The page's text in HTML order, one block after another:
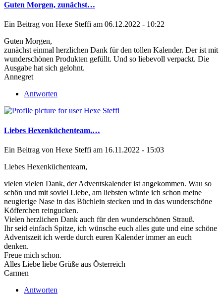
Guten Morgen, zunächst…
Ein Beitrag von Hexe Steffi am 06.12.2022 - 10:22
Guten Morgen,
zunächst einmal herzlichen Dank für den tollen Kalender. Der ist mit
wunderschönen Produkten gefüllt. Und so liebevoll verpackt. Die
Ausgabe hat sich gelohnt.
Annegret
Antworten
Liebes Hexenküchenteam,…
Ein Beitrag von Hexe Steffi am 16.11.2022 - 15:03
Liebes Hexenküchenteam,
vielen vielen Dank, der Adventskalender ist angekommen. Wau so
schön und mit soviel Liebe, am liebsten würde ich schon meine
neugierige Nase in das Büchlein stecken und in das wunderschöne
Köfferchen reingucken.
Vielen herzlichen Dank auch für den wunderschönen Strauß.
Ihr seid einfach Spitze, ich wünsche euch alles gute und eine schöne
Adventszeit ich werde durch euren Kalender immer an euch
denken.
Freue mich schon.
Alles Liebe liebe Grüße aus Österreich
Carmen
Antworten